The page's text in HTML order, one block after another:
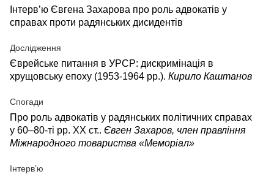
Інтерв’ю Євгена Захарова про роль адвокатів у
справах проти радянських дисидентів
Дослідження
Єврейське питання в УРСР: дискримінація в
хрущовську епоху (1953-1964 рр.). Кирило Каштанов
Спогади
Про роль адвокатів у радянських політичних справах
у 60–80-ті рр. ХХ ст.. Євген Захаров, член правління
Міжнародного товариства «Меморіал»
Інтерв’ю